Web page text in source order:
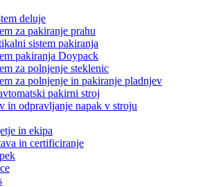
deluje
za pakiranje prahu
sistem pakiranja
pakiranja Doypack
za polnjenje steklenic
za polnjenje in pakiranje pladnjev
pakirni stroj
in odpravljanje napak v stroju
in ekipa
in certificiranje